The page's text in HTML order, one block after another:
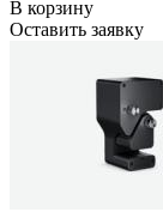
В корзину
Оставить заявку